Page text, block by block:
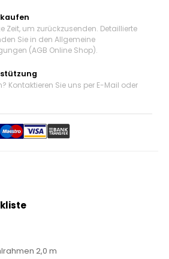
Zeit, um zurückzusenden. Detaillierte
Sie in den Allgemeine
(AGB Online Shop).
Kontaktieren Sie uns per E-Mail oder
2,0 m